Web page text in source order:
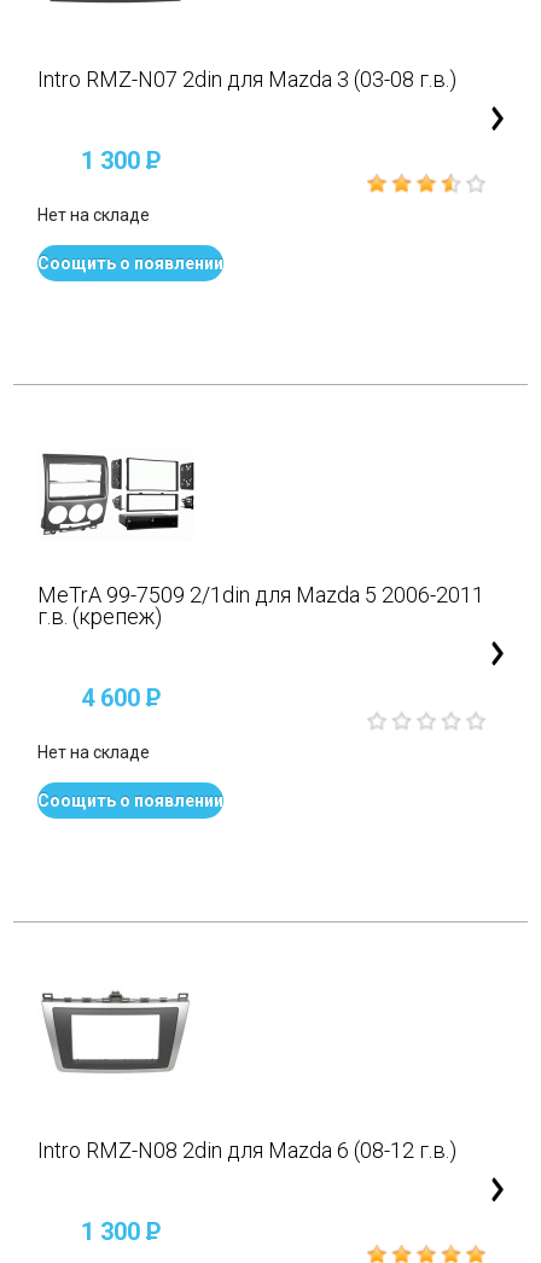
Intro RMZ-N07 2din для Mazda 3 (03-08 г.в.)
1 300P
Нет на складе
Соощить о появлении
MeTrA 99-7509 2/1din для Mazda 5 2006-2011
г.в. (крепеж)
4 600P
Нет на складе
Соощить о появлении
Intro RMZ-N08 2din для Mazda 6 (08-12 г.в.)
1 300P